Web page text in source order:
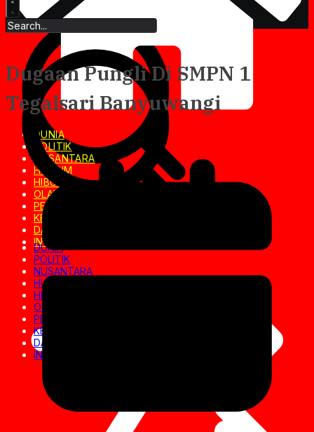
DUNIA
POLITIK
NUSANTARA
HUKRIM
HIBURAN
OLAHRAGA
PENDIDIKAN
KESEHATAN
DAERAH
INVESTIGASI
DUNIA
POLITIK
NUSANTARA
HUKRIM
HIBURAN
OLAHRAGA
PENDIDIKAN
KESEHATAN
DAERAH
INVESTIGASI
Dugaan Pungli Di SMPN 1
Tegalsari Banyuwangi